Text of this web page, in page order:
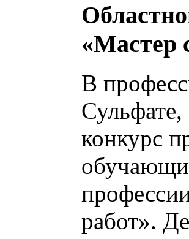
«Мастер
В
конкурс
работ».